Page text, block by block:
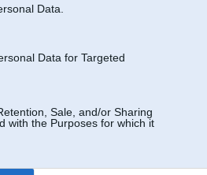
Data.
Data for Targeted
Sale, and/or Sharing
with the Purposes for which it
tad labāk vispār neraksti neko - savādāk tiešam
tām diagnostikām ka neviens neko atrast nevar -